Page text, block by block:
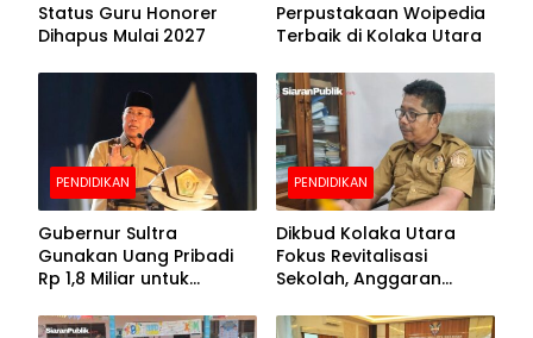
Status Guru Honorer
Dihapus Mulai 2027
Perpustakaan Woipedia
Terbaik di Kolaka Utara
PENDIDIKAN
Gubernur Sultra
Gunakan Uang Pribadi
Rp 1,8 Miliar untuk
Pendaftaran Segera
PENDIDIKAN
Dikbud Kolaka Utara
Fokus Revitalisasi
Sekolah, Anggaran
Miliar